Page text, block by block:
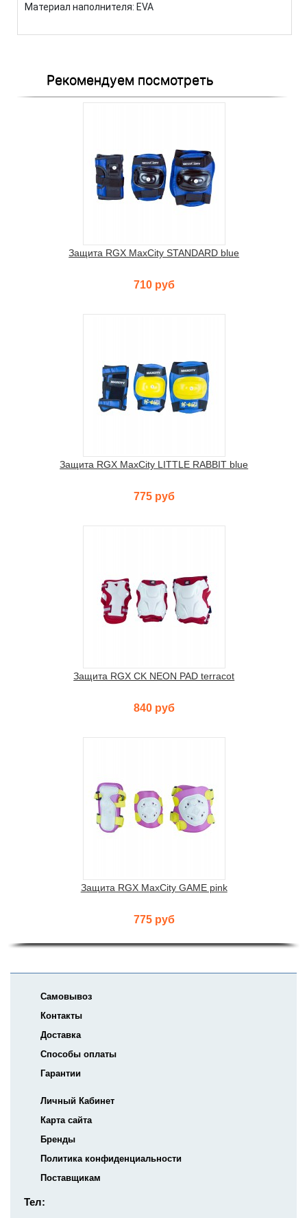
Материал наполнителя: EVA
Рекомендуем посмотреть
Защита RGX MaxCity STANDARD blue
710 руб
Защита RGX MaxCity LITTLE RABBIT blue
775 руб
Защита RGX CK NEON PAD terracot
840 руб
Защита RGX MaxCity GAME pink
775 руб
Самовывоз
Контакты
Доставка
Способы оплаты
Гарантии
Личный Кабинет
Карта сайта
Бренды
Политика конфиденциальности
Поставщикам
Тел: